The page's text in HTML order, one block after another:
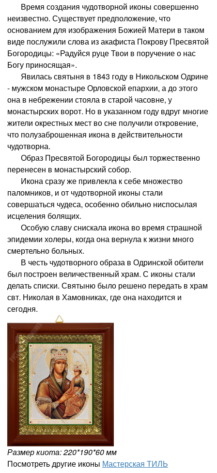
Время создания чудотворной иконы совершенно
неизвестно. Существует предположение, что
основанием для изображения Божией Матери в таком
виде послужили слова из акафиста Покрову Пресвятой
Богородицы: «Радуйся руце Твои в поручение о нас
Богу приносящая».
Явилась святыня в 1843 году в Никольском Одрине
- мужском монастыре Орловской епархии, а до этого
она в небрежении стояла в старой часовне, у
монастырских ворот. Но в указанном году вдруг многие
жители окрестных мест во сне получили откровение,
что полузаброшенная икона в действительности
чудотворна.
Образ Пресвятой Богородицы был торжественно
перенесен в монастырский собор.
Икона сразу же привлекла к себе множество
паломников, и от чудотворной иконы стали
совершаться чудеса, особенно обильно ниспосылая
исцеления болящих.
Особую славу снискала икона во время страшной
эпидемии холеры, когда она вернула к жизни много
смертельно больных.
В честь чудотворного образа в Одринской обители
был построен величественный храм. С иконы стали
делать списки. Святыню было решено передать в храм
свт. Николая в Хамовниках, где она находится и
сегодня.
Размер киота: 220*190*60 мм
Посмотреть другие иконы Мастерская ТИЛЬ